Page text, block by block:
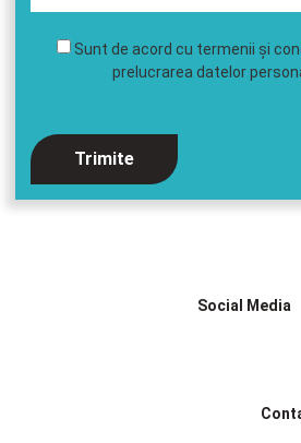
Sunt de acord cu termenii şi
prelucrarea datelor
Trimite
Social Media